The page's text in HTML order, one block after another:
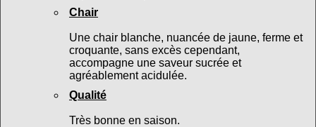
Chair
Une chair blanche, nuancée de jaune, ferme et
croquante, sans excès cependant,
accompagne une saveur sucrée et
agréablement acidulée.
Qualité
Très bonne en saison.